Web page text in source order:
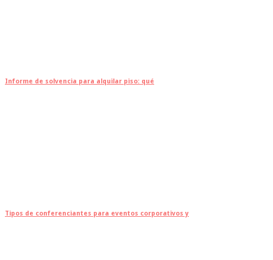
Informe de solvencia para alquilar piso: qué
Tipos de conferenciantes para eventos corporativos y